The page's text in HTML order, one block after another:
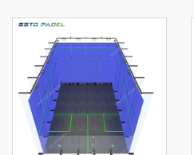
לחצר פדל 001-2